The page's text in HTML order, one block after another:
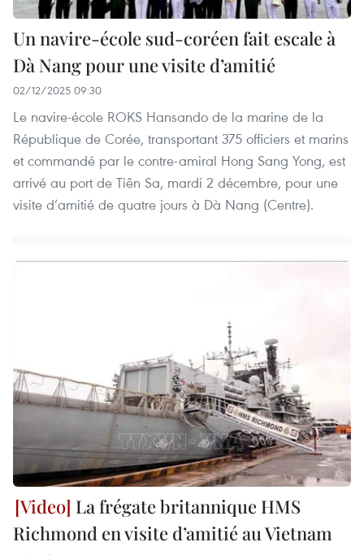
Un navire-école sud-coréen fait escale à
Dà Nang pour une visite d’amitié
02/12/2025 09:30
Le navire-école ROKS Hansando de la marine de la
République de Corée, transportant 375 officiers et marins
et commandé par le contre-amiral Hong Sang Yong, est
arrivé au port de Tiên Sa, mardi 2 décembre, pour une
visite d’amitié de quatre jours à Dà Nang (Centre).
La frégate britannique HMS
Richmond en visite d’amitié au Vietnam